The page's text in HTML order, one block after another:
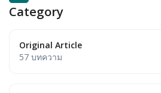
Category
Original Article
57 บทความ